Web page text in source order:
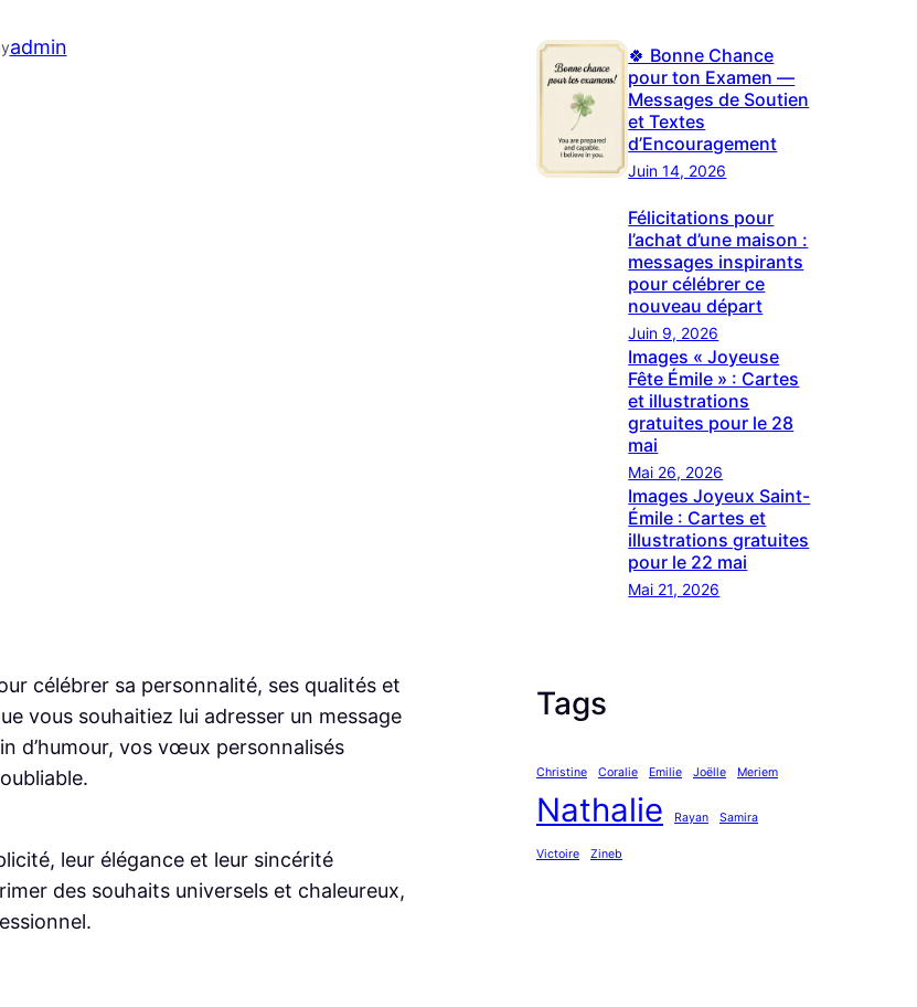
admin
célébrer sa personnalité, ses qualités et
vous souhaitiez lui adresser un message
d’humour, vos vœux personnalisés
leur élégance et leur sincérité
des souhaits universels et chaleureux,
🍀 Bonne Chance
pour ton Examen —
Messages de Soutien
et Textes
d’Encouragement
Juin 14, 2026
Félicitations pour
l’achat d’une maison :
messages inspirants
pour célébrer ce
nouveau départ
Juin 9, 2026
Images « Joyeuse
Fête Émile » : Cartes
et illustrations
gratuites pour le 28
mai
Mai 26, 2026
Images Joyeux Saint-
Émile : Cartes et
illustrations gratuites
pour le 22 mai
Mai 21, 2026
Tags
Christine Coralie Emilie Joëlle Meriem
Nathalie Rayan Samira
Victoire Zineb